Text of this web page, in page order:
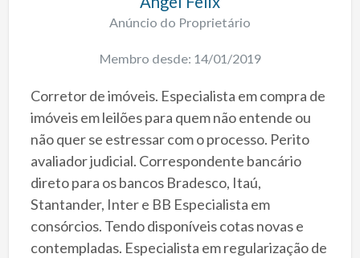
Anúncio do Proprietário
Membro desde: 14/01/2019
Corretor de imóveis. Especialista em compra de
imóveis em leilões para quem não entende ou
não quer se estressar com o processo. Perito
avaliador judicial. Correspondente bancário
direto para os bancos Bradesco, Itaú,
Stantander, Inter e BB Especialista em
consórcios. Tendo disponíveis cotas novas e
contempladas. Especialista em regularização de